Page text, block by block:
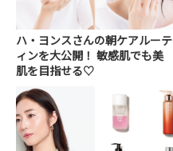
ハ・ヨンスさんの朝ケアルーテ
ィンを大公開！ 敏感肌でも美
肌を目指せる♡